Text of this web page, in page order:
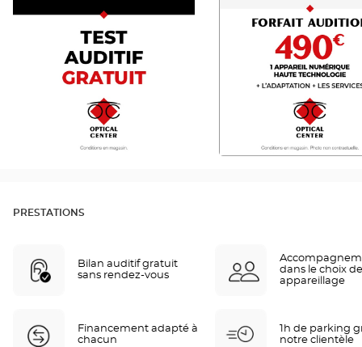
PRESTATIONS
Bilan auditif gratuit
sans rendez-vous
dans le choix
appareillage
Financement adapté à
chacun
1h de parking
notre clientèle